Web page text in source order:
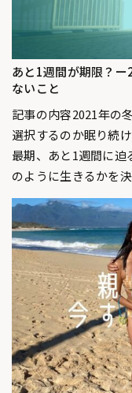
あと1週間が期限？
ないこと
記事の内容2021年の
選択するのか眠り続
最期、あと1週間に
のように生きるかを